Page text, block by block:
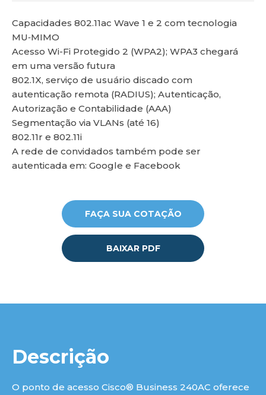
Capacidades 802.11ac Wave 1 e 2 com tecnologia
MU‑MIMO
Acesso Wi-Fi Protegido 2 (WPA2); WPA3 chegará
em uma versão futura
802.1X, serviço de usuário discado com
autenticação remota (RADIUS); Autenticação,
Autorização e Contabilidade (AAA)
Segmentação via VLANs (até 16)
802.11r e 802.11i
A rede de convidados também pode ser
autenticada em: Google e Facebook
FAÇA SUA COTAÇÃO
BAIXAR PDF
Descrição
O ponto de acesso Cisco® Business 240AC oferece